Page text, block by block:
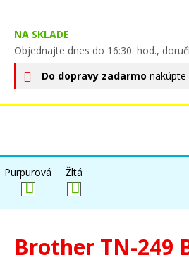
NA SKLADE
Objednajte dnes do 16:30. hod.,
Do dopravy zadarmo nakúpte
Purpurová Žltá
Brother TN-249